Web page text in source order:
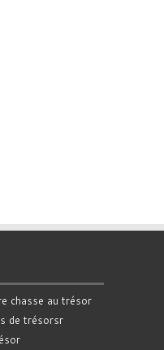
chasse au trésor
de trésorsr